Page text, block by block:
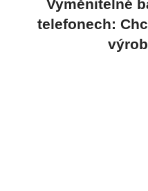
Vyměnitelné
telefonech: